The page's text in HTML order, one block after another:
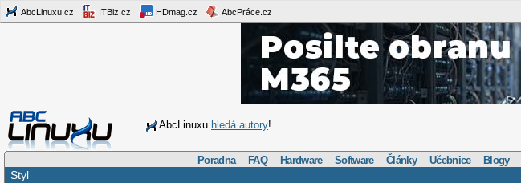
AbcLinuxu.cz ITBiz.cz HDmag.cz AbcPráce.cz
AbcLinuxu hledá autory!
Poradna FAQ Hardware Software Články Učebnice Blogy
Styl